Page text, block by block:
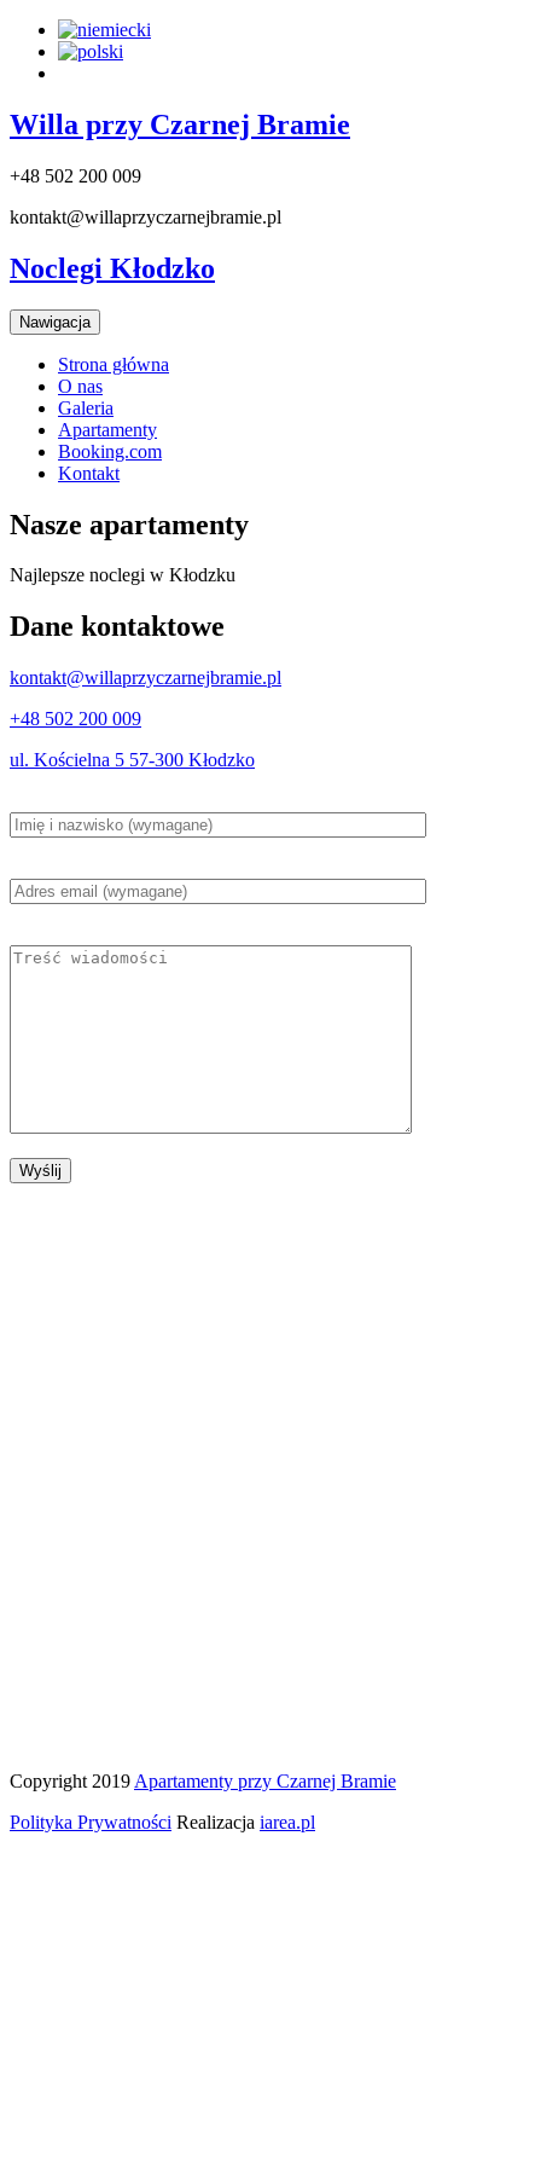
Willa przy Czarnej Bramie
+48 502 200 009
kontakt@willaprzyczarnejbramie.pl
Noclegi Kłodzko
Nawigacja
Strona główna
O nas
Galeria
Apartamenty
Booking.com
Kontakt
Nasze apartamenty
Najlepsze noclegi w Kłodzku
Dane kontaktowe
kontakt@willaprzyczarnejbramie.pl
+48 502 200 009
ul. Kościelna 5 57-300 Kłodzko
Copyright 2019 Apartamenty przy Czarnej Bramie
Polityka Prywatności Realizacja iarea.pl